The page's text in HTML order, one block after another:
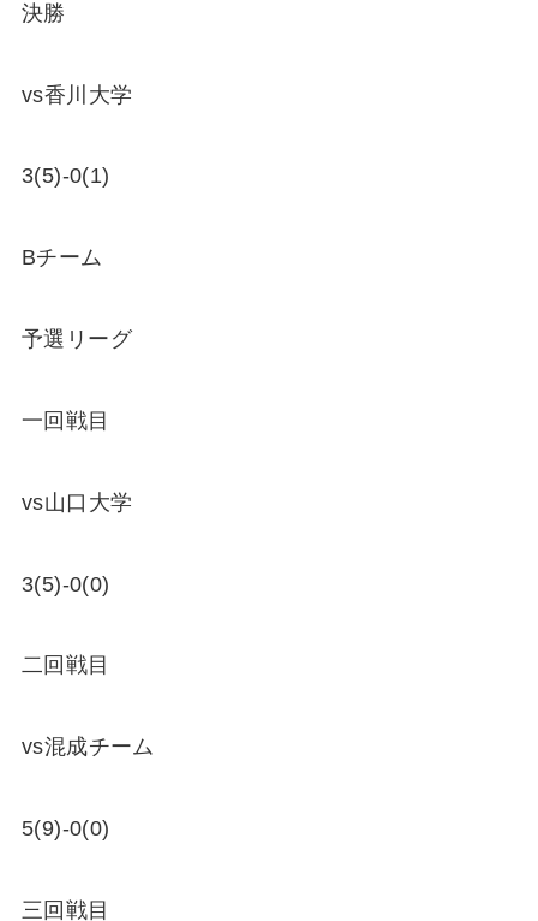
決勝
vs香川大学
3(5)-0(1)
Bチーム
予選リーグ
一回戦目
vs山口大学
3(5)-0(0)
二回戦目
vs混成チーム
5(9)-0(0)
三回戦目